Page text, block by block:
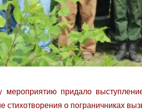
мероприятию придало
стихотворения о пограничниках